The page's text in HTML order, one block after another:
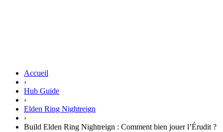
Accueil
›
Hub Guide
›
Elden Ring Nightreign
›
Build Elden Ring Nightreign : Comment bien jouer l’Érudit ?